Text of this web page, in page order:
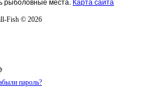
Fish © 2026
пароль?